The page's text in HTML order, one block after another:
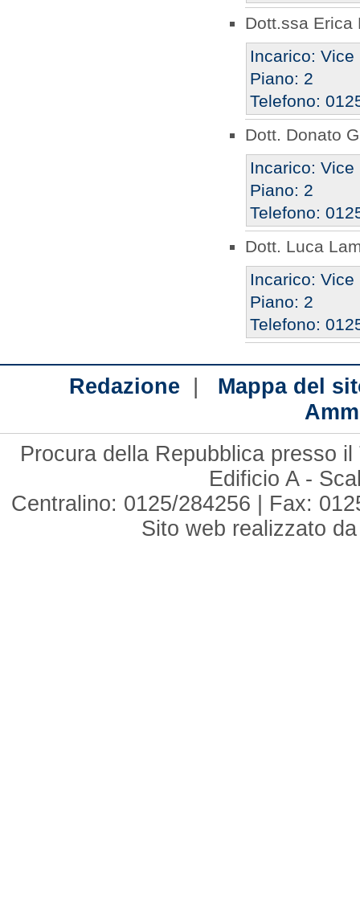
Dott.ssa Erica
Incarico:
Piano: 2
Telefono:
Dott. Donato
Incarico:
Piano: 2
Telefono:
Dott. Luca
Incarico:
Piano: 2
Telefono:
Redazione | Mappa del
Procura della Repubblica presso
Edificio A -
Centralino: 0125/284256 | Fax:
Sito web realizzato